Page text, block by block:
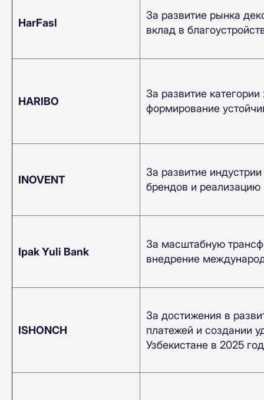
HarFasl
За развитие рынка
вклад в
HARIBO
За развитие
формирование
INOVENT
За развитие
брендов и реализацию
Ipak Yuli Bank
За масштабную
внедрение
ISHONCH
За достижения в
платежей и создании
Узбекистане в 2025